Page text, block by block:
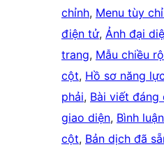
chỉnh, Menu tùy
điện tử, Ảnh đại
trang, Mẫu chiều
cột, Hồ sơ năng lực
phải, Bài viết đáng
giao diện, Bình
cột, Bản dịch đã